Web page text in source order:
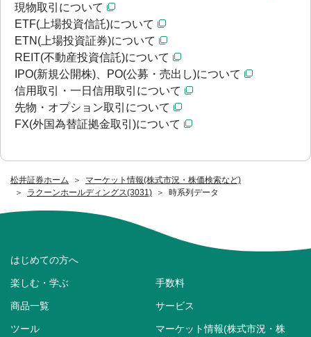
松井証券ホーム
マーケット情報(株式市況・株価検索など)
ラクーンホールディングス(3031)
時系列データ
現物取引について
ETF(上場投資信託)について
ETN(上場投資証券)について
REIT(不動産投資信託)について
IPO(新規公開株)、PO(公募・売出し)について
信用取引・一日信用取引について
先物・オプション取引について
FX(外国為替証拠金取引)について
はじめての方へ
楽しむ・学ぶ 手数料
商品一覧 サービス
ツール
マーケット情報(株式市況・株